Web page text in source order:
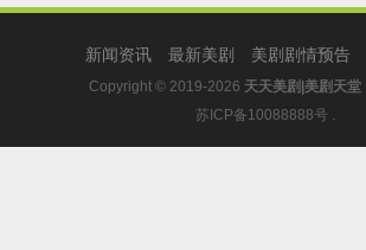
新闻资讯 最新美剧 美剧剧情预告
Copyright © 2019-2026 天天美剧|美剧天堂
苏ICP备10088888号 .